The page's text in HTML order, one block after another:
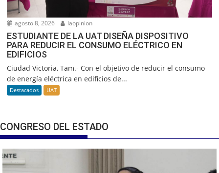
agosto 8, 2026 laopinion
ESTUDIANTE DE LA UAT DISEÑA DISPOSITIVO
PARA REDUCIR EL CONSUMO ELÉCTRICO EN
EDIFICIOS
Ciudad Victoria, Tam.- Con el objetivo de reducir el consumo
de energía eléctrica en edificios de...
Destacados UAT
CONGRESO DEL ESTADO